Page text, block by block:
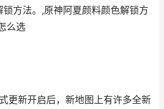
方法。,原神阿夏颜料颜色解锁方
么选
更新开启后，新地图上有许多全新